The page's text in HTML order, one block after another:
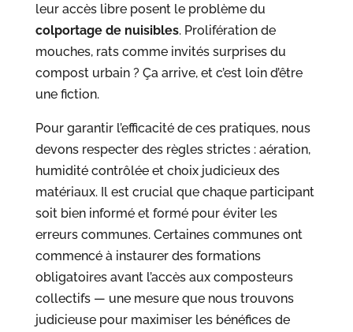
leur accès libre posent le problème du
colportage de nuisibles. Prolifération de
mouches, rats comme invités surprises du
compost urbain ? Ça arrive, et c’est loin d’être
une fiction.
Pour garantir l’efficacité de ces pratiques, nous
devons respecter des règles strictes : aération,
humidité contrôlée et choix judicieux des
matériaux. Il est crucial que chaque participant
soit bien informé et formé pour éviter les
erreurs communes. Certaines communes ont
commencé à instaurer des formations
obligatoires avant l’accès aux composteurs
collectifs — une mesure que nous trouvons
judicieuse pour maximiser les bénéfices de